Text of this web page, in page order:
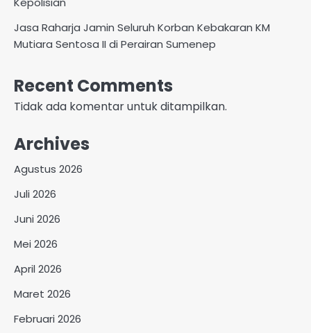
Jasa Raharja Jamin Seluruh Korban Kebakaran KM
Mutiara Sentosa II di Perairan Sumenep
Recent Comments
Tidak ada komentar untuk ditampilkan.
Archives
Agustus 2026
Juli 2026
Juni 2026
Mei 2026
April 2026
Maret 2026
Februari 2026